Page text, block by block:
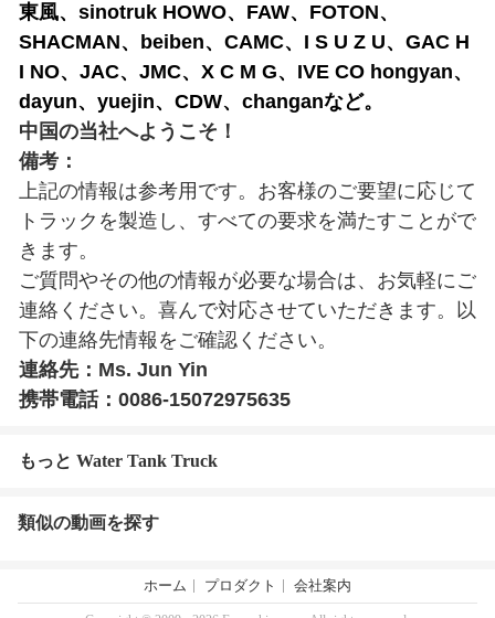
東風、sinotruk HOWO、FAW、FOTON、
SHACMAN、beiben、CAMC、I S U Z U、GAC H
I NO、JAC、JMC、X C M G、IVE CO hongyan、
dayun、yuejin、CDW、changanなど。
中国の当社へようこそ！
備考：
上記の情報は参考用です。お客様のご要望に応じて
トラックを製造し、すべての要求を満たすことがで
きます。
ご質問やその他の情報が必要な場合は、お気軽にご
連絡ください。喜んで対応させていただきます。以
下の連絡先情報をご確認ください。
連絡先：Ms. Jun Yin
携帯電話：0086-15072975635
もっと Water Tank Truck
類似の動画を探す
ホーム プロダクト 会社案内